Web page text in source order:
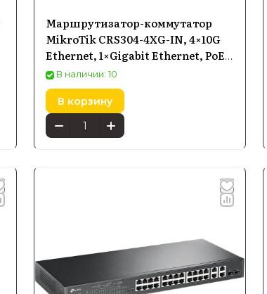
Маршрутизатор-коммутатор
MikroTik CRS304-4XG-IN, 4×10G
Ethernet, 1×Gigabit Ethernet, PoE-
in В наличии: 10
В корзину